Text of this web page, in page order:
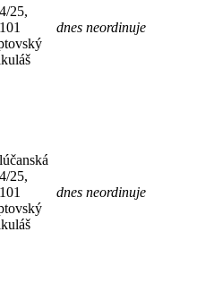
25,
dnes neordinuje
25,
dnes neordinuje